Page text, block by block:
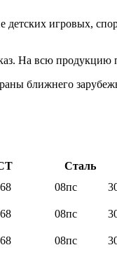
детских игровых,
На всю продукцию
ближнего
Сталь
08пс
08пс
08пс